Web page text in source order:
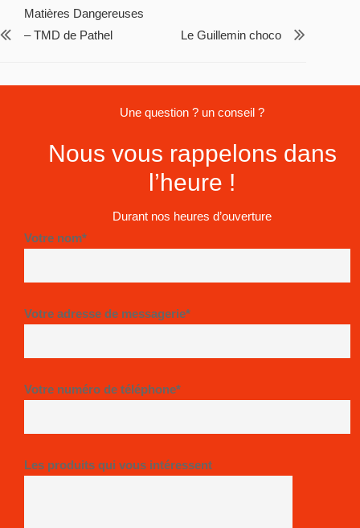
Matières Dangereuses
– TMD de Pathel
Le Guillemin choco
Une question ? un conseil ?
Nous vous rappelons dans
l’heure !
Durant nos heures d’ouverture
Votre nom*
Votre adresse de messagerie*
Votre numéro de téléphone*
Les produits qui vous intéressent